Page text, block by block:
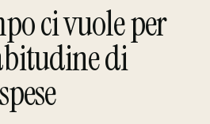
ci vuole per
di